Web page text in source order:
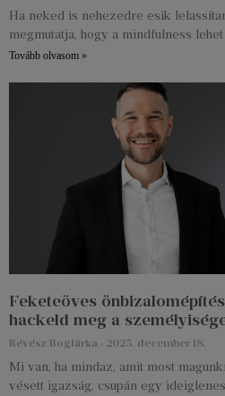
Ha neked is nehezedre esik
megmutatja, hogy a mindfulness
Tovább olvasom »
Feketeöves
hackeld meg a
Révész Boglárka 2025. december 18.
Mi van, ha mindaz, amit most
vésett igazság, csupán egy